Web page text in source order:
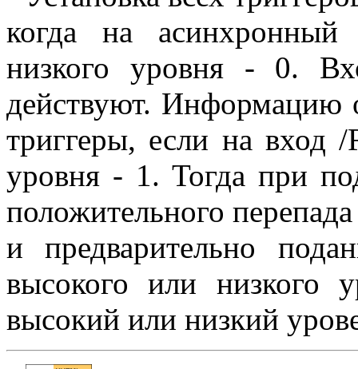
когда на
низкого уровня - 0.
действуют. Информацию
триггеры, если на вход
уровня - 1. Тогда при
положительного
и предварительно
высокого или низкого
высокий или низкий